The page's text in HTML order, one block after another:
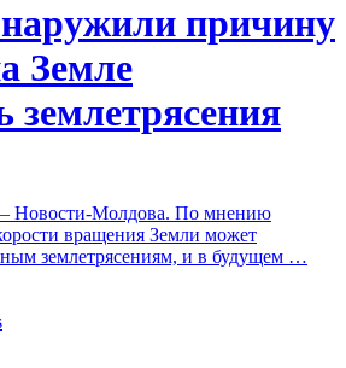
причину
Земле
землетрясения
Молдова. По мнению
вращения Земли может
землетрясениям, и в будущем …